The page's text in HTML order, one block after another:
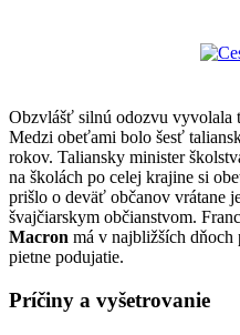
Obzvlášť silnú odozvu vyvolala
Medzi obeťami bolo šesť
rokov. Taliansky minister
na školách po celej krajine si
prišlo o deväť občanov vrátane
švajčiarskym občianstvom.
Macron má v najbližších dňoch
pietne podujatie.
Príčiny a vyšetrovanie